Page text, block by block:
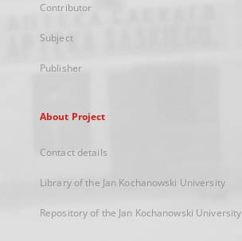
Contributor
Subject
Publisher
About Project
Contact details
Library of the Jan Kochanowski University
Repository of the Jan Kochanowski University